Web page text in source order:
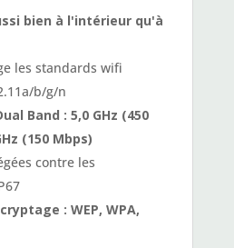
bien à l'intérieur qu'à
les standards wifi
b/g/n
Band : 5,0 GHz (450
(150 Mbps)
contre les
: WEP, WPA,